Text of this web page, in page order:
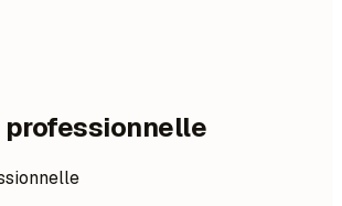
professionnelle